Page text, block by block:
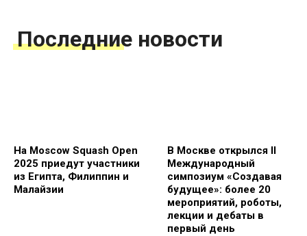
Последние новости
На Moscow Squash Open
2025 приедут участники
из Египта, Филиппин и
Малайзии
В Москве открылся II
Международный
симпозиум «Создавая
будущее»: более 20
мероприятий, роботы,
лекции и дебаты в
первый день